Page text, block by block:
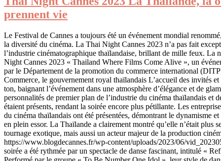
prennent vie
Le Festival de Cannes a toujours été un événement mondial
la diversité du cinéma. La Thai Night Cannes 2023 n’a pas fait
l’industrie cinématographique thaïlandaise, brillant de mille feux. La
Night Cannes 2023 « Thailand Where Films Come Alive », un
par le Département de la promotion du commerce international
Commerce, le gouvernement royal thaïlandais L’accueil des invités et
ton, baignant l’événement dans une atmosphère d’élégance et de
personnalités de premier plan de l’industrie du cinéma thaïlandais et
étaient présents, rendant la soirée encore plus pétillante. Les
du cinéma thaïlandais ont été présentées, démontrant le dynamisme
en plein essor. La Thaïlande a clairement montré qu’elle n’était plus
tournage exotique, mais aussi un acteur majeur de la production
https://www.blogdecannes.fr/wp-content/uploads/2023/06/
soirée a été rythmée par un spectacle de danse fascinant, intitulé «